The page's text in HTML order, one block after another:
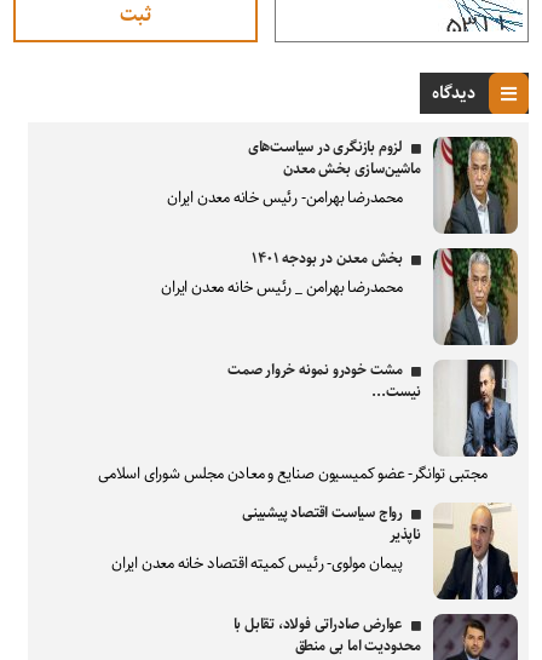
دیدگاه
لزوم بازنگری در سیاست‌های
ماشین‌سازی بخش معدن
محمدرضا بهرامن- رئیس خانه معدن ایران
بخش معدن در بودجه ۱۴۰۱
محمدرضا بهرامن _ رئیس خانه معدن ایران
مشت خودرو نمونه خروار صمت
نیست...
مجتبی توانگر- عضو کمیسیون صنایع و معادن مجلس شورای اسلامی
رواج سیاست اقتصاد پیشبینی
ناپذیر
پیمان مولوی- رئیس کمیته اقتصاد خانه معدن ایران
عوارض صادراتی فولاد، تقابل با
محدودیت اما بی منطق